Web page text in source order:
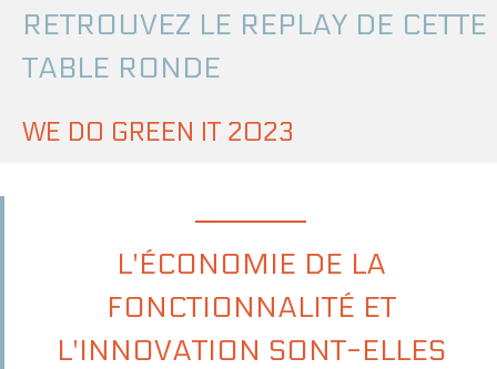
RETROUVEZ LE REPLAY DE CETTE
TABLE RONDE
WE DO GREEN IT 2023
L'ÉCONOMIE DE LA
FONCTIONNALITÉ ET
L'INNOVATION SONT-ELLES